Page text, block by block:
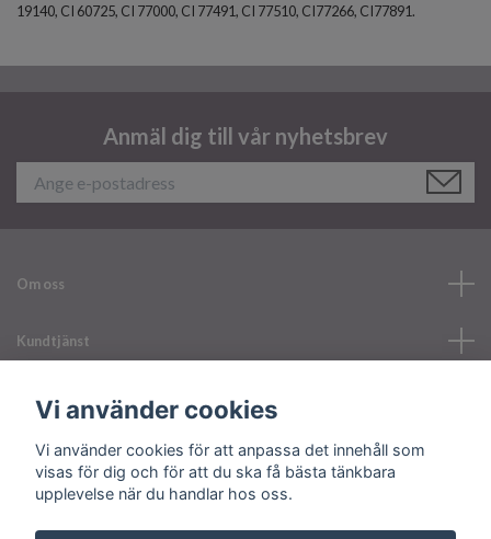
19140, CI 60725, CI 77000, CI 77491, CI 77510, CI77266, CI77891.
Anmäl dig till vår nyhetsbrev
Om oss
Kundtjänst
Läs mer
Sociala medier
Vi använder cookies
Vi använder cookies för att anpassa det innehåll som
visas för dig och för att du ska få bästa tänkbara
upplevelse när du handlar hos oss.